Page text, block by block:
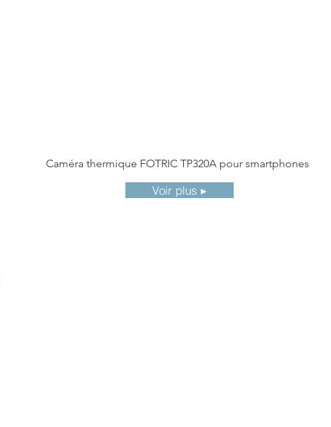
Caméra thermique FOTRIC TP320A pour smartphones
Voir plus ▸